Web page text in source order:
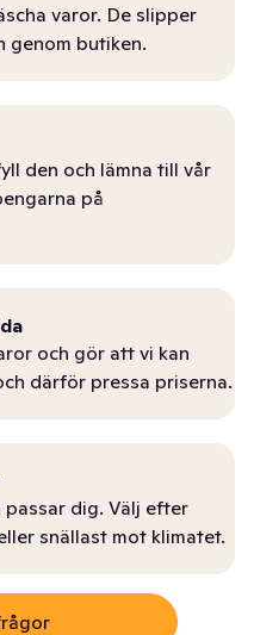
varor. De slipper
genom butiken.
den och lämna till vår
på
och gör att vi kan
därför pressa priserna.
passar dig. Välj efter
snällast mot klimatet.